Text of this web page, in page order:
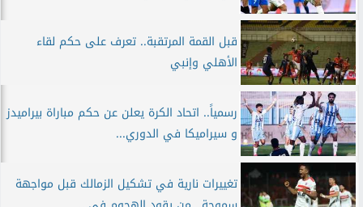
قبل القمة المرتقبة.. تعرف على حكم لقاء
الأهلي وإنبي
رسمياً.. اتحاد الكرة يعلن عن حكم مباراة بيراميدز
و سيراميكا في الدوري...
تغييرات نارية في تشكيل الزمالك قبل مواجهة